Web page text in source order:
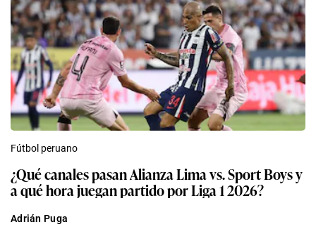
Fútbol peruano
¿Qué canales pasan Alianza Lima vs. Sport Boys y
a qué hora juegan partido por Liga 1 2026?
Adrián Puga